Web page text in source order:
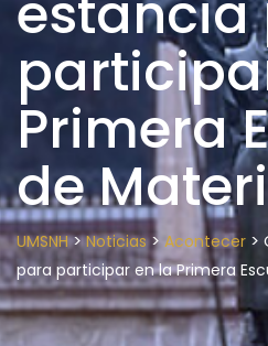
estancia
Primera
de
UMSNH>Noticias> Acontecer >
para participar en la Primera